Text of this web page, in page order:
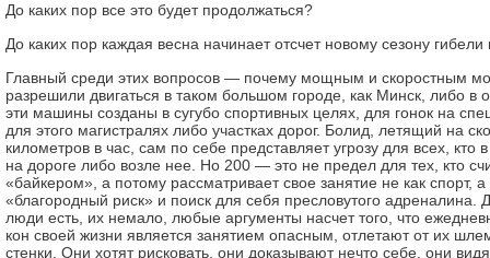
До каких пор все это будет продолжаться?
До каких пор каждая весна начинает отсчет новому сезону
Главный среди этих вопросов — почему мощным и скоростным
разрешили двигаться в таком большом городе, как Минск, либо в
эти машины созданы в сугубо спортивных целях, для гонок на
для этого магистралях либо участках дорог. Болид, летящий на
километров в час, сам по себе представляет угрозу для всех, кто
на дороге либо возле нее. Но 200 — это не предел для тех, кто
«байкером», а потому рассматривает свое занятие не как спорт,
«благородный риск» и поиск для себя пресловутого адреналина.
люди есть, их немало, любые аргументы насчет того, что
кон своей жизни является занятием опасным, отлетают от их
стенки. Они хотят рисковать, они доказывают нечто себе, они